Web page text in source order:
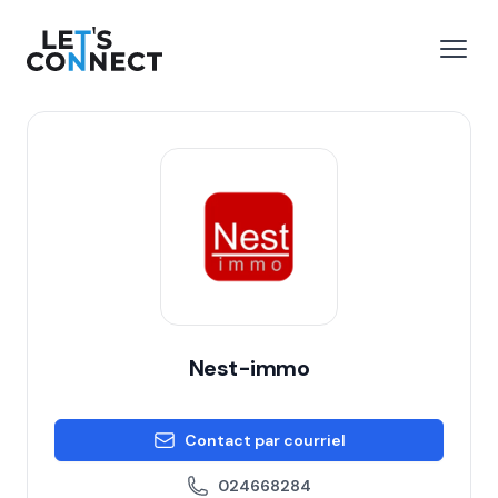
Let's Connect
le menu
Nest-immo
Contact par courriel
024668284